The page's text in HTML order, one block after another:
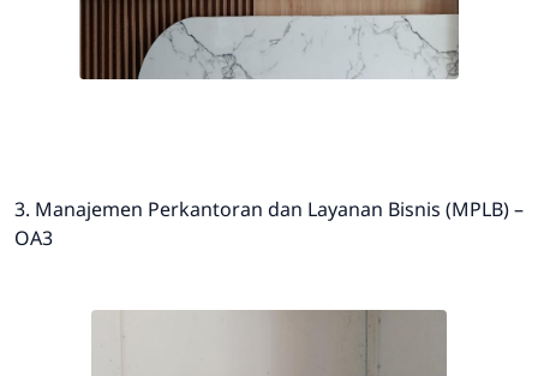
3. Manajemen Perkantoran dan Layanan Bisnis (MPLB) –
OA3